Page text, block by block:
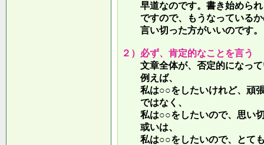
早道なのです。書き始められ
ですので、もうなっているか
言い切った方がいいのです。
２）必ず、肯定的なことを言う
文章全体が、否定的になっ
例えば、
私は○○をしたいけれど、頑張
ではなく、
私は○○をしたいので、思い切
或いは、
私は○○をしたいので、とても